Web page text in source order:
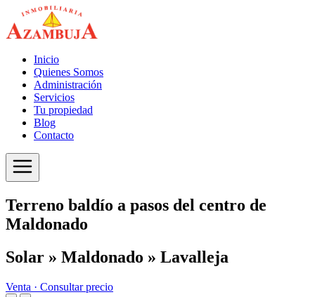
Inicio
Quienes Somos
Administración
Servicios
Tu propiedad
Blog
Contacto
Terreno baldío a pasos del centro de
Maldonado
Solar » Maldonado » Lavalleja
Venta · Consultar precio